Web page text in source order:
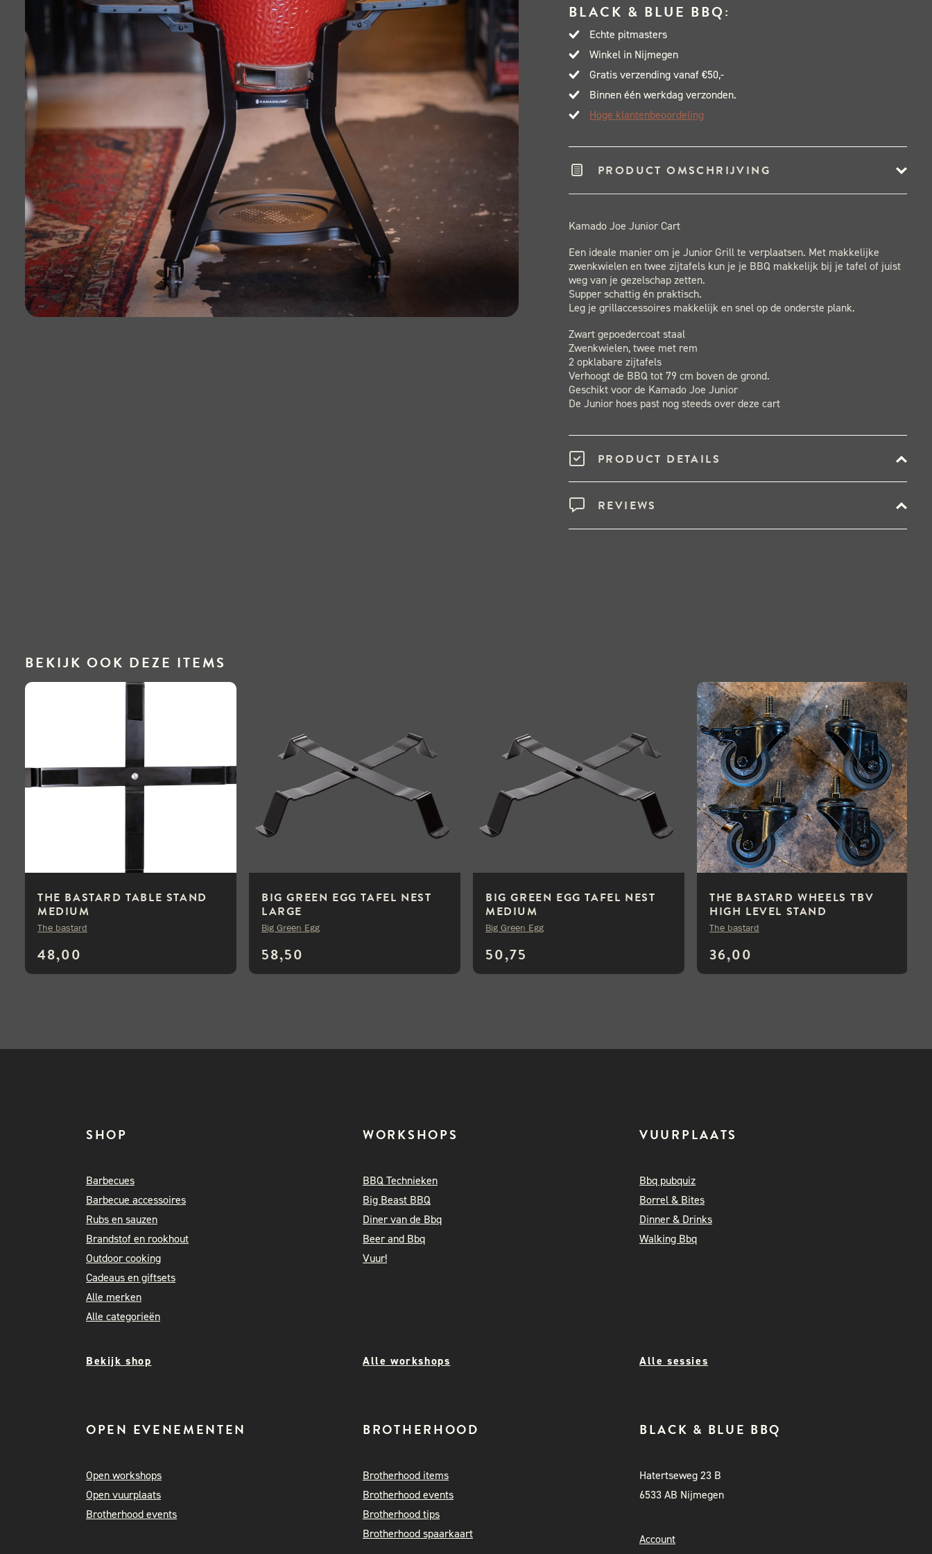
aantal
BLACK & BLUE BBQ:
Echte pitmasters
Winkel in Nijmegen
Gratis verzending vanaf €50,-
Binnen één werkdag verzonden.
Hoge klantenbeoordeling
PRODUCT OMSCHRIJVING
Kamado Joe Junior Cart
Een ideale manier om je Junior Grill te verplaatsen. Met makkelijke
zwenkwielen en twee zijtafels kun je je BBQ makkelijk bij je tafel of juist
weg van je gezelschap zetten.
Supper schattig én praktisch.
Leg je grillaccessoires makkelijk en snel op de onderste plank.
Zwart gepoedercoat staal
Zwenkwielen, twee met rem
2 opklabare zijtafels
Verhoogt de BBQ tot 79 cm boven de grond.
Geschikt voor de Kamado Joe Junior
De Junior hoes past nog steeds over deze cart
PRODUCT DETAILS
REVIEWS
BEKIJK OOK DEZE ITEMS
THE BASTARD TABLE STAND
MEDIUM
48,00
The bastard
BIG GREEN EGG TAFEL NEST
LARGE
58,50
Big Green Egg
BIG GREEN EGG TAFEL NEST
MEDIUM
50,75
Big Green Egg
THE BASTARD WHEELS TBV
HIGH LEVEL STAND
36,00
The bastard
SHOP
Barbecues
Barbecue accessoires
Rubs en sauzen
Brandstof en rookhout
Outdoor cooking
Cadeaus en giftsets
Alle merken
Alle categorieën
WORKSHOPS
BBQ Technieken
Big Beast BBQ
Diner van de Bbq
Beer and Bbq
Vuur!
VUURPLAATS
Bbq pubquiz
Borrel & Bites
Dinner & Drinks
Walking Bbq
Bekijk shop Alle workshops Alle sessies
OPEN EVENEMENTEN
Open workshops
Open vuurplaats
Brotherhood events
BROTHERHOOD
Brotherhood items
Brotherhood events
Brotherhood tips
Brotherhood spaarkaart
BLACK & BLUE BBQ
Hatertseweg 23 B
6533 AB Nijmegen
Account